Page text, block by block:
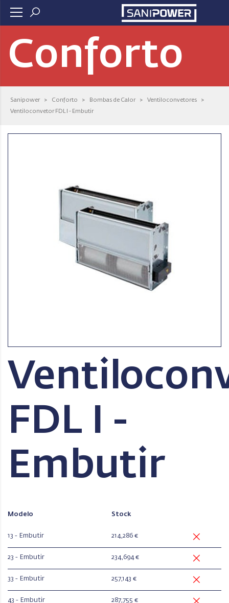
Conforto
Sanipower > Conforto > Bombas de Calor > Ventiloconvetores
>
Ventiloconvetor FDL I - Embutir
FDL I -
Embutir
Modelo Stock
13 - Embutir 214,286 €
23 - Embutir 234,694 €
33 - Embutir 257,143 €
43 - Embutir 287,755 €